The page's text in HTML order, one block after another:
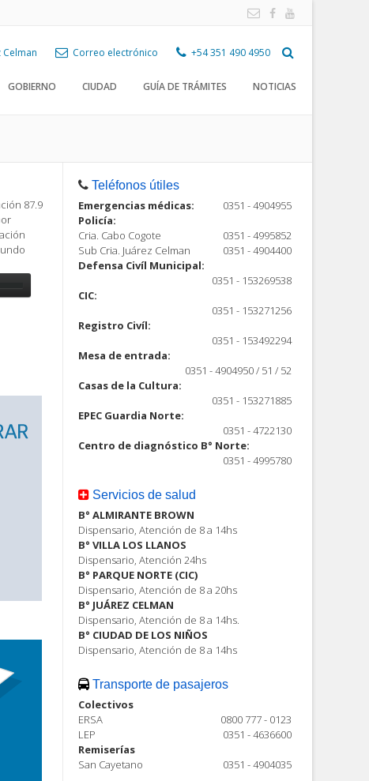
Celman Correo electrónico +54 351 490 4950
GOBIERNO CIUDAD GUÍA DE TRÁMITES NOTICIAS
87.9
Teléfonos útiles
Emergencias médicas:
0351 - 4904955
Policía:
Cria. Cabo Cogote
0351 - 4995852
Sub Cria. Juárez Celman
0351 - 4904400
Defensa Civíl Municipal:
0351 - 153269538
CIC:
0351 - 153271256
Registro Civíl:
0351 - 153492294
Mesa de entrada:
0351 - 4904950 / 51 / 52
Casas de la Cultura:
0351 - 153271885
EPEC Guardia Norte:
0351 - 4722130
Centro de diagnóstico B° Norte:
0351 - 4995780
Servicios de salud
B° ALMIRANTE BROWN
Dispensario, Atención de 8 a 14hs
B° VILLA LOS LLANOS
Dispensario, Atención 24hs
B° PARQUE NORTE (CIC)
Dispensario, Atención de 8 a 20hs
B° JUÁREZ CELMAN
Dispensario, Atención de 8 a 14hs.
B° CIUDAD DE LOS NIÑOS
Dispensario, Atención de 8 a 14hs
Transporte de pasajeros
Colectivos
ERSA
0800 777 - 0123
LEP
0351 - 4636600
Remiserías
San Cayetano
0351 - 4904035